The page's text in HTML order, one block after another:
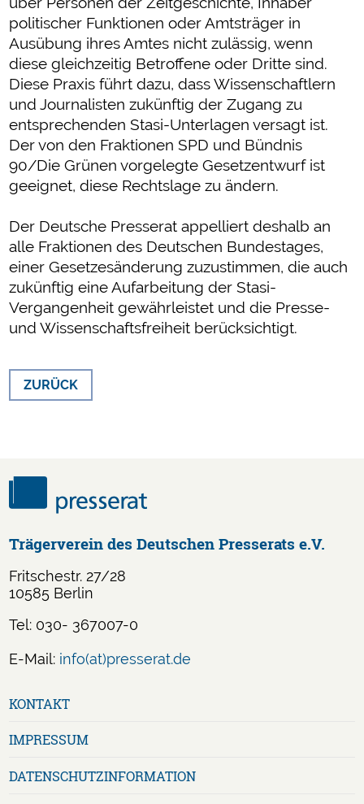
politischer Funktionen oder Amtsträger in
Ausübung ihres Amtes nicht zulässig, wenn
diese gleichzeitig Betroffene oder Dritte sind.
Diese Praxis führt dazu, dass Wissenschaftlern
und Journalisten zukünftig der Zugang zu
entsprechenden Stasi-Unterlagen versagt ist.
Der von den Fraktionen SPD und Bündnis
90/Die Grünen vorgelegte Gesetzentwurf ist
geeignet, diese Rechtslage zu ändern.
Der Deutsche Presserat appelliert deshalb an
alle Fraktionen des Deutschen Bundestages,
einer Gesetzesänderung zuzustimmen, die auch
zukünftig eine Aufarbeitung der Stasi-
Vergangenheit gewährleistet und die Presse-
und Wissenschaftsfreiheit berücksichtigt.
ZURÜCK
Trägerverein des Deutschen Presserats e.V.
Fritschestr. 27/28
10585 Berlin
Tel: 030- 367007-0
E-Mail: info(at)presserat.de
überspringen
KONTAKT
IMPRESSUM
DATENSCHUTZ­INFORMATION